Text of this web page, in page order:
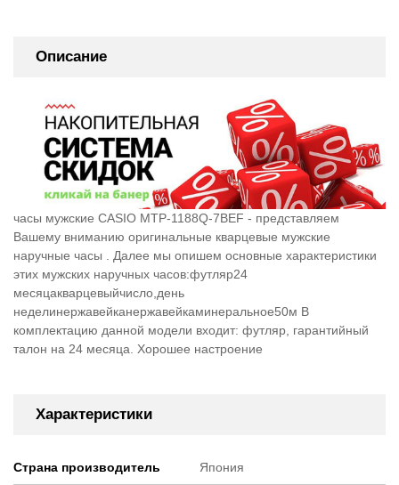
Описание
часы мужские CASIO MTP-1188Q-7BEF - представляем
Вашему вниманию оригинальные кварцевые мужские
наручные часы . Далее мы опишем основные характеристики
этих мужских наручных часов:футляр24
месяцакварцевыйчисло,день
неделинержавейканержавейкаминеральное50м В
комплектацию данной модели входит: футляр, гарантийный
талон на 24 месяца. Хорошее настроение
Характеристики
Страна производитель Япония